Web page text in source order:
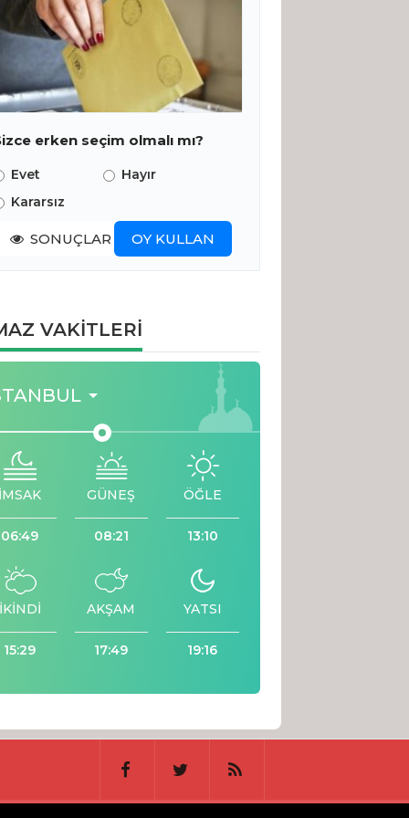
erken seçim olmalı mı?
Evet
Hayır
Kararsız
SONUÇLAR OY KULLAN
VAKİTLERİ
06:49
GÜNEŞ
08:21
ÖĞLE
13:10
15:29
AKŞAM
17:49
YATSI
19:16